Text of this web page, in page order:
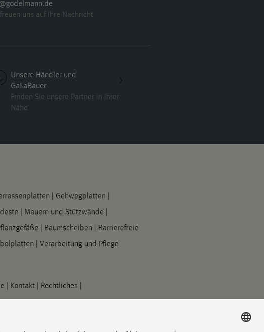
uns auf Ihre Nachricht
Unsere Händler und
GaLaBauer
Finden Sie unsere Partner in Ihrer
Nähe
Gehwegplatten
Mauern und Stützwände
Baumscheiben
Barrierefreie
Verarbeitung und Pflege
Kontakt Rechtliches